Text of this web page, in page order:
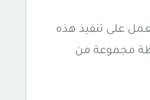
على تنفيذ هذه
مجموعة من